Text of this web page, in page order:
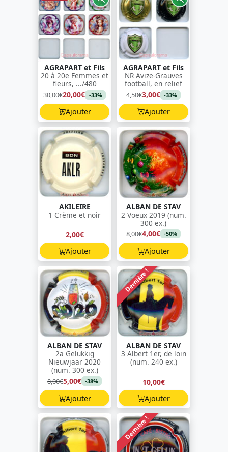
AGRAPART et Fils
20 à 20e Femmes et
fleurs, .../480
30,00€20,00€ -33%
Ajouter
AGRAPART et Fils
NR Avize-Grauves
football, en relief
4,50€3,00€ -33%
Ajouter
AKILEIRE
1 Crème et noir
2,00€
Ajouter
ALBAN DE STAV
2 Voeux 2019 (num.
300 ex.)
8,00€4,00€ -50%
Ajouter
ALBAN DE STAV
2a Gelukkig
Nieuwjaar 2020
(num. 300 ex.)
8,00€5,00€ -38%
Ajouter
Dernière !
ALBAN DE STAV
3 Albert 1er, de loin
(num. 240 ex.)
10,00€
Ajouter
Dernière !